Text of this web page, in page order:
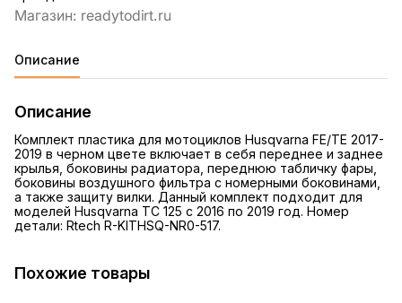
Описание
Описание
Комплект пластика для мотоциклов Husqvarna FE/TE 2017-
2019 в черном цвете включает в себя переднее и заднее
крылья, боковины радиатора, переднюю табличку фары,
боковины воздушного фильтра с номерными боковинами,
а также защиту вилки. Данный комплект подходит для
моделей Husqvarna TC 125 с 2016 по 2019 год. Номер
детали: Rtech R-KITHSQ-NR0-517.
Похожие товары